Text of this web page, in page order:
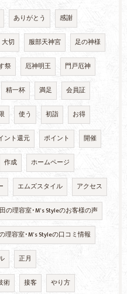
ありがとう 感謝
大切 服部天神宮 足の神様
祭 厄神明王 門戸厄神
精一杯 満足 会員証
使う 初詣 お得
ント還元 ポイント 開催
作成 ホームページ
エムズスタイル アクセス
の理容室･M's Styleのお客様の声
理容室･M's Styleの口コミ情報
正月
術 接客 やり方